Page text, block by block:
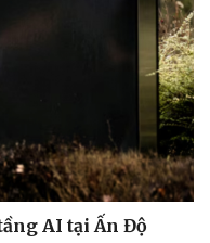
AI tại Ấn Độ